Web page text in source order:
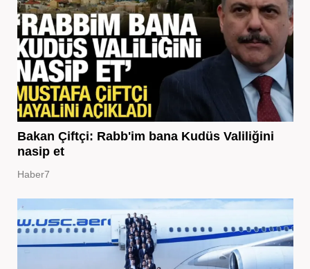
Bakan Çiftçi: Rabb'im bana Kudüs Valiliğini
nasip et
Haber7